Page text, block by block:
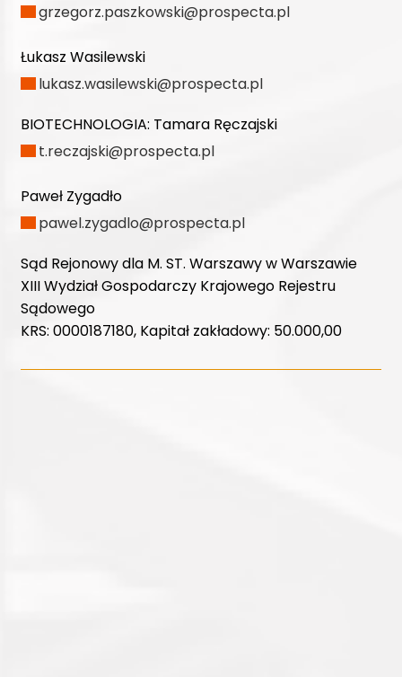
grzegorz.paszkowski@prospecta.pl
Łukasz Wasilewski
lukasz.wasilewski@prospecta.pl
BIOTECHNOLOGIA: Tamara Ręczajski
t.reczajski@prospecta.pl
Paweł Zygadło
pawel.zygadlo@prospecta.pl
Sąd Rejonowy dla M. ST. Warszawy w Warszawie
XIII Wydział Gospodarczy Krajowego Rejestru
Sądowego
KRS: 0000187180, Kapitał zakładowy: 50.000,00